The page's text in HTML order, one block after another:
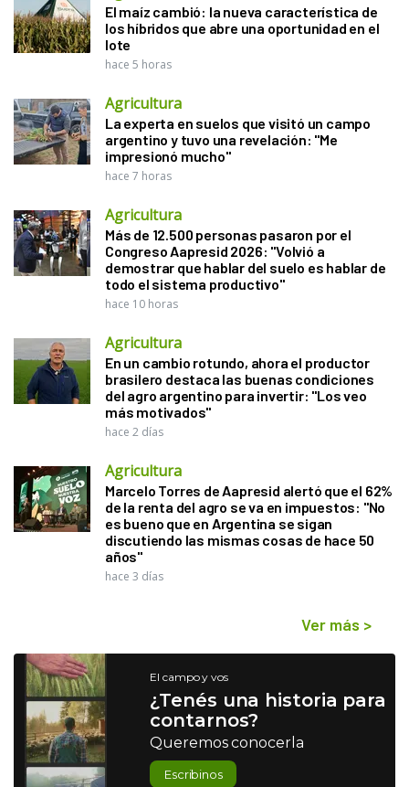
El maíz cambió: la nueva característica de
los híbridos que abre una oportunidad en el
lote
hace 5 horas
Agricultura
La experta en suelos que visitó un campo
argentino y tuvo una revelación: "Me
impresionó mucho"
hace 7 horas
Agricultura
Más de 12.500 personas pasaron por el
Congreso Aapresid 2026: "Volvió a
demostrar que hablar del suelo es hablar de
todo el sistema productivo"
hace 10 horas
Agricultura
En un cambio rotundo, ahora el productor
brasilero destaca las buenas condiciones
del agro argentino para invertir: "Los veo
más motivados"
hace 2 días
Agricultura
Marcelo Torres de Aapresid alertó que el 62%
de la renta del agro se va en impuestos: "No
es bueno que en Argentina se sigan
discutiendo las mismas cosas de hace 50
años"
hace 3 días
Ver más >
El campo y vos
¿Tenés una historia para
contarnos?
Queremos conocerla
Escribinos